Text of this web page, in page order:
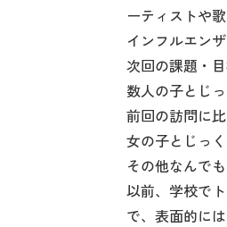
ーティストや
インフルエン
次回の課題・
数人の子とじ
前回の訪問に
女の子とじっく
その他なんでも
以前、学校で
で、表面的に